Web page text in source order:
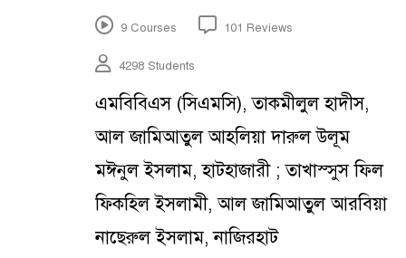
9 Courses 101 Reviews
4298 Students
এমবিবিএস (সিএমসি), তাকমীলুল হাদীস,
আল জামিআতুল আহলিয়া দারুল উলূম
মঈনুল ইসলাম, হাটহাজারী ; তাখাস্সুস ফিল
ফিকহিল ইসলামী, আল জামিআতুল আরবিয়া
নাছেরুল ইসলাম, নাজিরহাট